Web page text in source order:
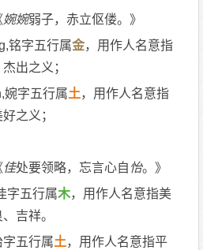
婉婉弱子，赤立伛偻。》
铭字五行属金，用作人名意指
出之义；
婉字五行属土，用作人名意指
之义；
佳处要领略，忘言心自 怡。》
字五行属木，用作人名意指美
吉祥。
字五行属土，用作人名意指平